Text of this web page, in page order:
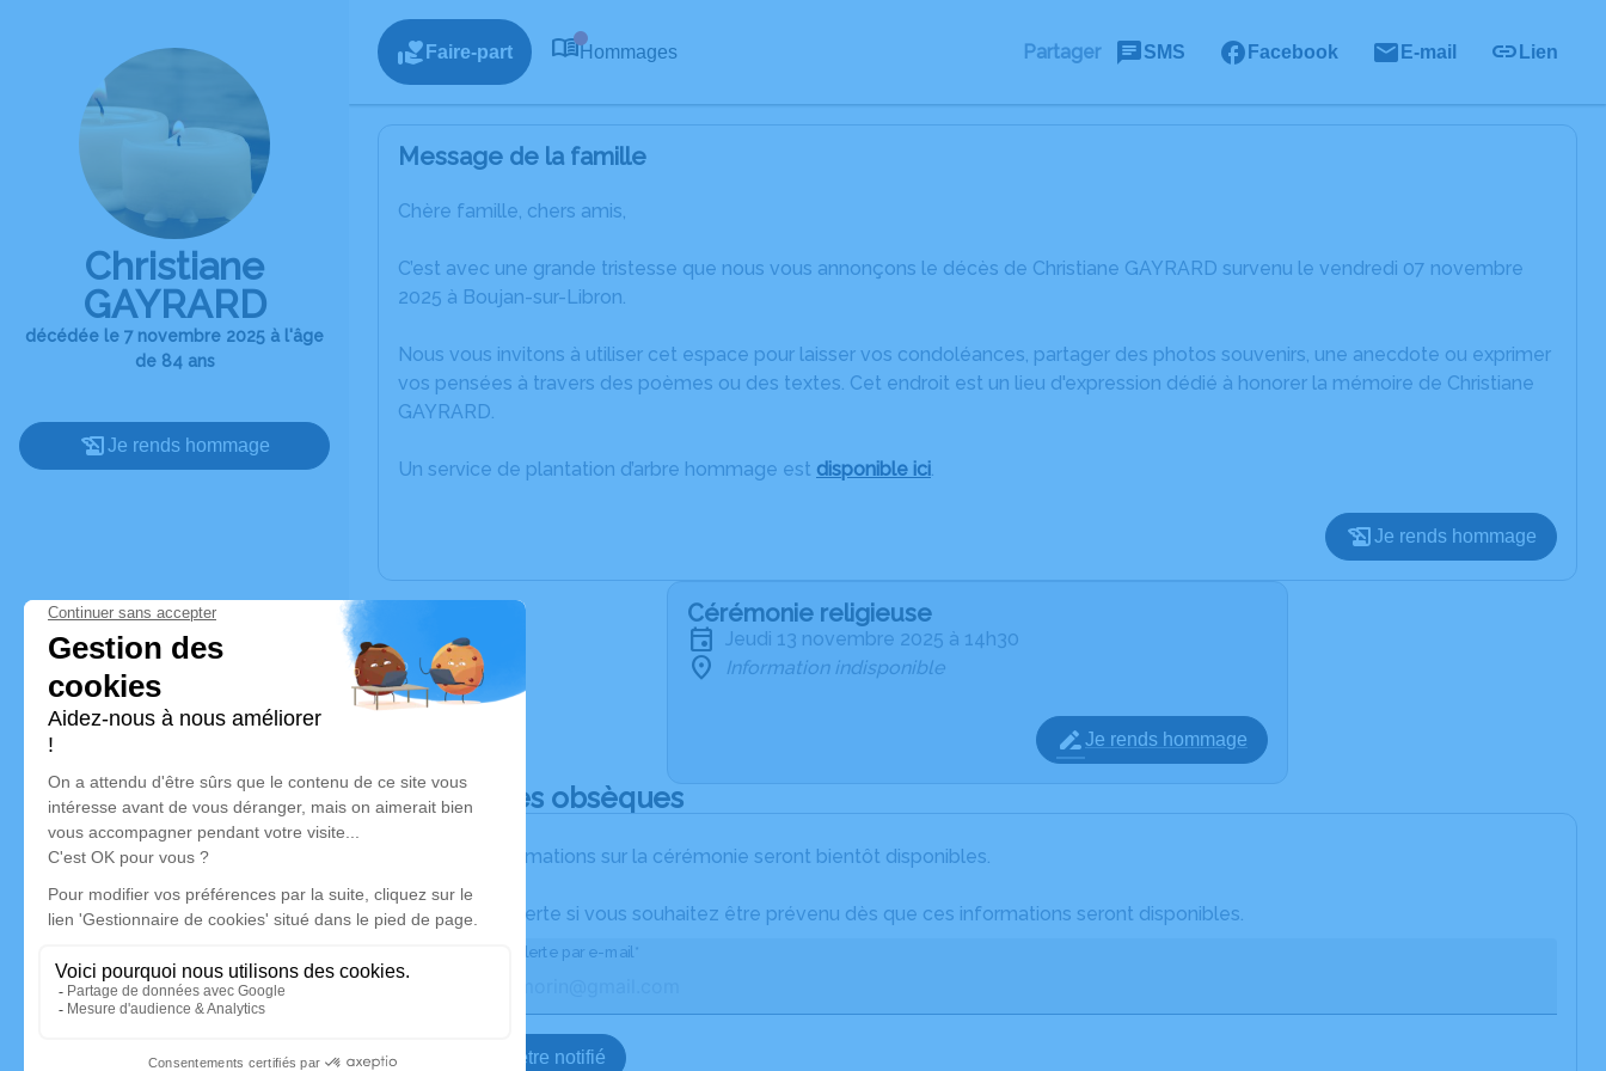
Christiane
GAYRARD
décédée le 7 novembre 2025 à l'âge
de 84 ans
Je rends hommage
Faire-part Hommages Partager SMS Facebook E-mail Lien
Message de la famille
Chère famille, chers amis,
C’est avec une grande tristesse que nous vous annonçons le décès de Christiane GAYRARD survenu le vendredi 07 novembre
2025 à Boujan-sur-Libron.
Nous vous invitons à utiliser cet espace pour laisser vos condoléances, partager des photos souvenirs, une anecdote ou exprimer
vos pensées à travers des poèmes ou des textes. Cet endroit est un lieu d'expression dédié à honorer la mémoire de Christiane
GAYRARD.
Un service de plantation d’arbre hommage est disponible ici.
Je rends hommage
Cérémonie religieuse
jeudi 13 novembre 2025 à 14h30
Information indisponible
Je rends hommage
Déroulé des obsèques
Les informations sur la cérémonie seront bientôt disponibles.
Activez une alerte si vous souhaitez être prévenu dès que ces informations seront disponibles.
Recevoir une alerte par e-mail*
Je veux être notifié